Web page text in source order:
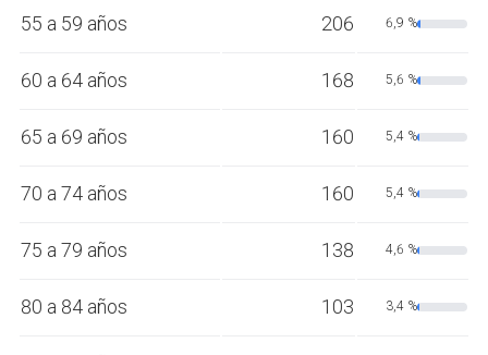
55 a 59 años 206 6,9 %
60 a 64 años 168 5,6 %
65 a 69 años 160 5,4 %
70 a 74 años 160 5,4 %
75 a 79 años 138 4,6 %
80 a 84 años 103 3,4 %